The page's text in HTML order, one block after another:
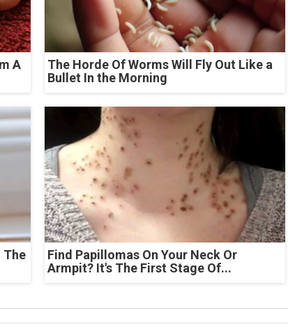
A
The Horde Of Worms Will Fly Out Like a
Bullet In the Morning
The
Find Papillomas On Your Neck Or
Armpit? It's The First Stage Of...